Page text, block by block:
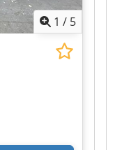
1 / 5